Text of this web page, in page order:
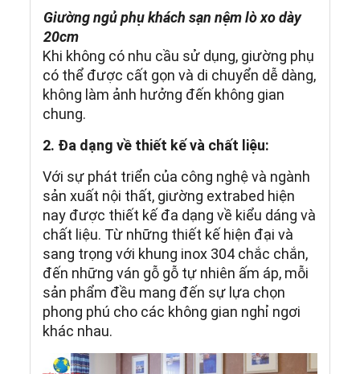
Giường ngủ phụ khách sạn nệm lò xo dày
20cm
Khi không có nhu cầu sử dụng, giường phụ
có thể được cất gọn và di chuyển dễ dàng,
không làm ảnh hưởng đến không gian
chung.
2. Đa dạng về thiết kế và chất liệu:
Với sự phát triển của công nghệ và ngành
sản xuất nội thất, giường extrabed hiện
nay được thiết kế đa dạng về kiểu dáng và
chất liệu. Từ những thiết kế hiện đại và
sang trọng với khung inox 304 chắc chắn,
đến những ván gỗ gỗ tự nhiên ấm áp, mỗi
sản phẩm đều mang đến sự lựa chọn
phong phú cho các không gian nghỉ ngơi
khác nhau.